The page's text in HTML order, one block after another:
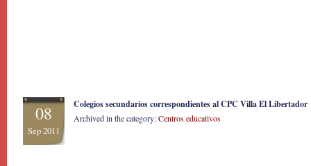
08
Sep 2011
Colegios secundarios correspondientes al CPC Villa El Libertador
Archived in the category:Centros educativos